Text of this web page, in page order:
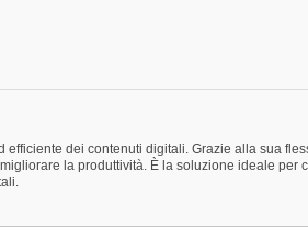
dei contenuti digitali. Grazie alla sua
la produttività. È la soluzione ideale